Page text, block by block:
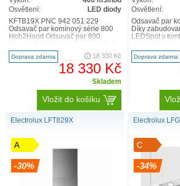
Osvětlení:
LED diody
KFTB19X PNC 942 051 229
Odsavač par komínový série 800
Hob2Hood Odsavač par 800
pachy s minimální hlučností. Vař..
Doprava zdarma 18 330 Kč
18 330 Kč
Skladem
Vložit do košíku
Osvětlení:
Odsavač par
Díky
LEDSpot v
jasné světlo,
Doprava zdarma
Electrolux LFT829X
A
-30%
Electrolux
C
-34%